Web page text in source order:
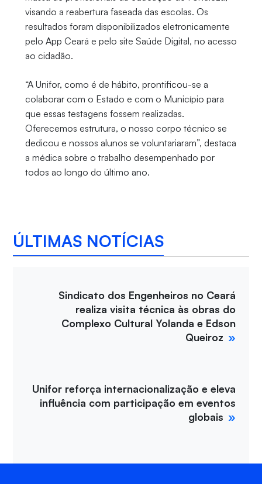
visando a reabertura faseada das escolas. Os
resultados foram disponibilizados eletronicamente
pelo App Ceará e pelo site Saúde Digital, no acesso
ao cidadão.
“A Unifor, como é de hábito, prontificou-se a
colaborar com o Estado e com o Município para
que essas testagens fossem realizadas.
Oferecemos estrutura, o nosso corpo técnico se
dedicou e nossos alunos se voluntariaram”, destaca
a médica sobre o trabalho desempenhado por
todos ao longo do último ano.
ÚLTIMAS NOTÍCIAS
Sindicato dos Engenheiros no Ceará
realiza visita técnica às obras do
Complexo Cultural Yolanda e Edson
Queiroz
Unifor reforça internacionalização e eleva
influência com participação em eventos
globais